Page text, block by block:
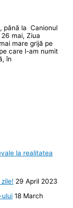
până la Canionul
mai, Ziua
mare grijă pe
care l-am numit
în
la realitatea
29 April 2023
ului 18 March